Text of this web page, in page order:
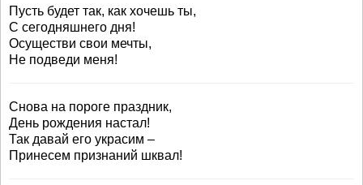
Пусть будет так, как хочешь ты,
С сегодняшнего дня!
Осуществи свои мечты,
Не подведи меня!
Снова на пороге праздник,
День рождения настал!
Так давай его украсим –
Принесем признаний шквал!